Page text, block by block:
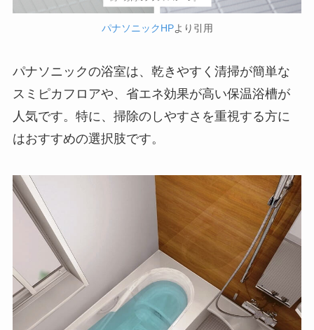
パナソニックHPより引用
パナソニックの浴室は、乾きやすく清掃が簡単な
スミピカフロアや、省エネ効果が高い保温浴槽が
人気です。特に、掃除のしやすさを重視する方に
はおすすめの選択肢です。